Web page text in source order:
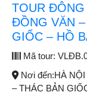
TOUR
ĐỒNG VĂN
GIỐC – HỒ
Mã tour:
Nơi đến:HÀ
– THÁC BẢN